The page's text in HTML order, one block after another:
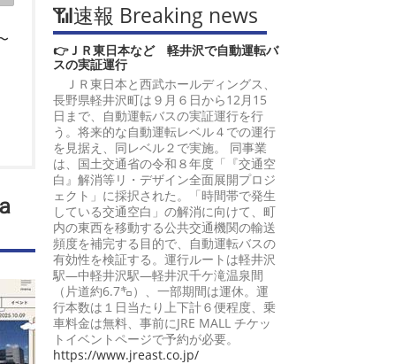
📶速報 Breaking news
👉ＪＲ東日本など 軽井沢で自動運転バ
スの実証運行
ＪＲ東日本と西武ホールディングス、
長野県軽井沢町は９月６日から12月15
日まで、自動運転バスの実証運行を行
う。将来的な自動運転レベル４での運行
を見据え、同レベル２で実施。 同事業
は、国土交通省の令和８年度「『交通空
白』解消等リ・デザイン全面展開プロジ
ェクト」に採択された。「時間帯で発生
している交通空白」の解消に向けて、町
内の東西を移動する公共交通機関の輸送
頻度を補完する目的で、自動運転バスの
有効性を検証する。運行ルートは軽井沢
駅―中軽井沢駅―軽井沢千ケ滝温泉間
（片道約6.7㌔）、一部期間は運休。運
行本数は１日当たり上下計６便程度、乗
車料金は無料、事前にJRE MALL チケッ
トイベントページで予約が必要。
https://www.jreast.co.jp/